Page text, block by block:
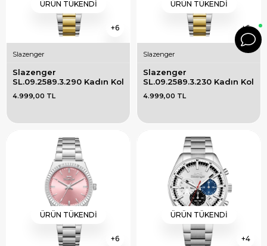
6
ÜRÜN TÜKENDI
Slazenger
Slazenger
SL.09.2589.3.290 Kadın Kol
4.999,00 TL
6
ÜRÜN TÜKENDI
Slazenger
Slazenger
SL.09.2589.3.230 Kadın Kol
4.999,00 TL
6
ÜRÜN TÜKENDI
4
ÜRÜN TÜKENDI